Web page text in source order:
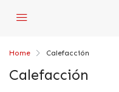
Home Calefacción
Calefacción